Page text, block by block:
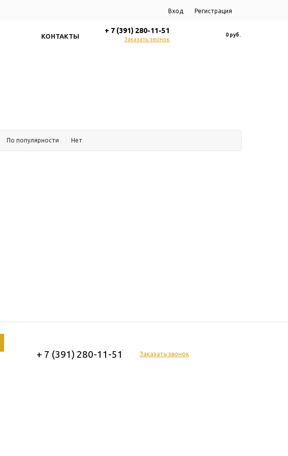
Вход Регистрация
КОНТАКТЫ
+ 7 (391) 280-11-51
Заказать звонок
0 руб.
По популярности Нет
+ 7 (391) 280-11-51 Заказать звонок